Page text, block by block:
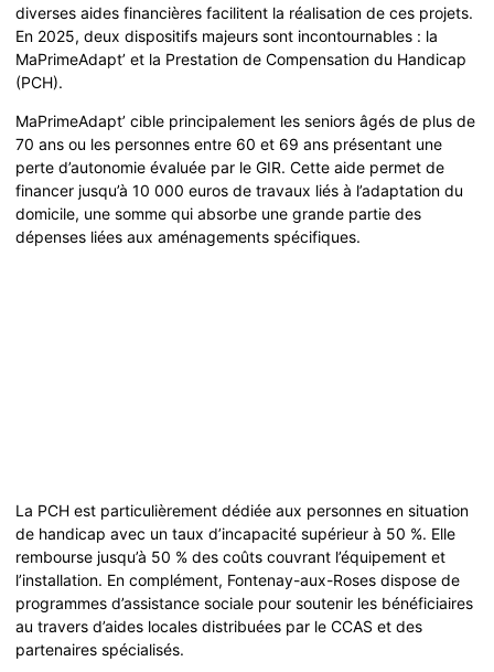
diverses aides financières facilitent la réalisation de ces projets.
En 2025, deux dispositifs majeurs sont incontournables : la
MaPrimeAdapt’ et la Prestation de Compensation du Handicap
(PCH).
MaPrimeAdapt’ cible principalement les seniors âgés de plus de
70 ans ou les personnes entre 60 et 69 ans présentant une
perte d’autonomie évaluée par le GIR. Cette aide permet de
financer jusqu’à 10 000 euros de travaux liés à l’adaptation du
domicile, une somme qui absorbe une grande partie des
dépenses liées aux aménagements spécifiques.
La PCH est particulièrement dédiée aux personnes en situation
de handicap avec un taux d’incapacité supérieur à 50 %. Elle
rembourse jusqu’à 50 % des coûts couvrant l’équipement et
l’installation. En complément, Fontenay-aux-Roses dispose de
programmes d’assistance sociale pour soutenir les bénéficiaires
au travers d’aides locales distribuées par le CCAS et des
partenaires spécialisés.